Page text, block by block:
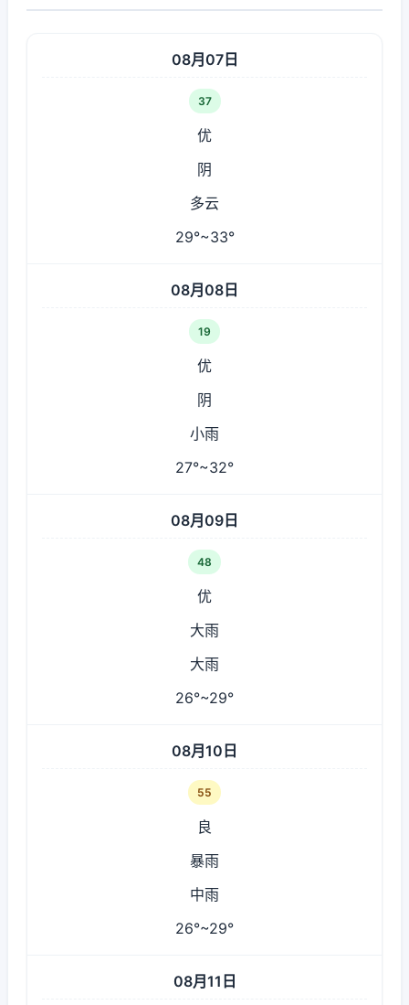
08月07日
37
优
阴
多云
29°~33°
08月08日
19
优
阴
小雨
27°~32°
08月09日
48
优
大雨
大雨
26°~29°
08月10日
55
良
暴雨
中雨
26°~29°
08月11日